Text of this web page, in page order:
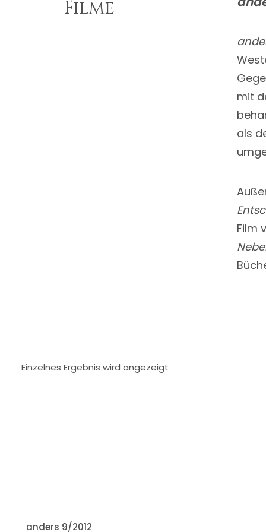
Filme
mit
als
Film
Einzelnes Ergebnis wird angezeigt
IN DEN WARENKORB
anders 9/2012